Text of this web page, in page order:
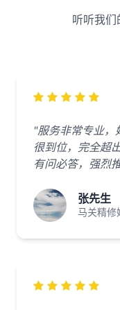
听听我
"服务非常专业，
很到位，完全超
有问必答，强烈
张先生
马关精修